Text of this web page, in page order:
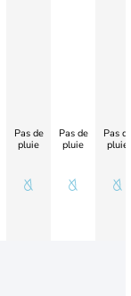
Pas de
pluie
Pas de
pluie
Pas
pluie